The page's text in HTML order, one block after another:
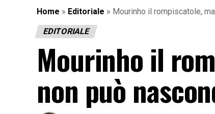
Home » Editoriale » Mourinho il rompiscatole,
EDITORIALE
Mourinho il
non può